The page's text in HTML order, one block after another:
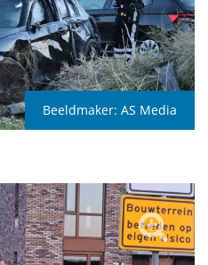
Beeldmaker: AS Media